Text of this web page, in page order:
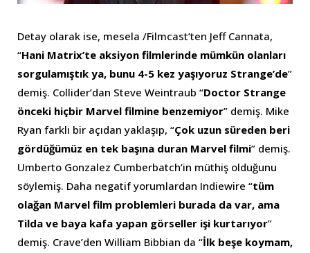
Detay olarak ise, mesela /Filmcast’ten Jeff Cannata,
“Hani Matrix’te aksiyon filmlerinde mümkün olanları
sorgulamıştık ya, bunu 4-5 kez yaşıyoruz Strange’de”
demiş. Collider’dan Steve Weintraub “Doctor Strange
önceki hiçbir Marvel filmine benzemiyor” demiş. Mike
Ryan farklı bir açıdan yaklaşıp, “Çok uzun süreden beri
gördüğümüz en tek başına duran Marvel filmi” demiş.
Umberto Gonzalez Cumberbatch’in müthiş olduğunu
söylemiş. Daha negatif yorumlardan Indiewire “tüm
olağan Marvel film problemleri burada da var, ama
Tilda ve baya kafa yapan görseller işi kurtarıyor”
demiş. Crave’den William Bibbian da “İlk beşe koymam,